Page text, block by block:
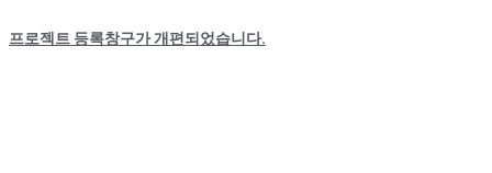
프로젝트 등록창구가 개편되었습니다.